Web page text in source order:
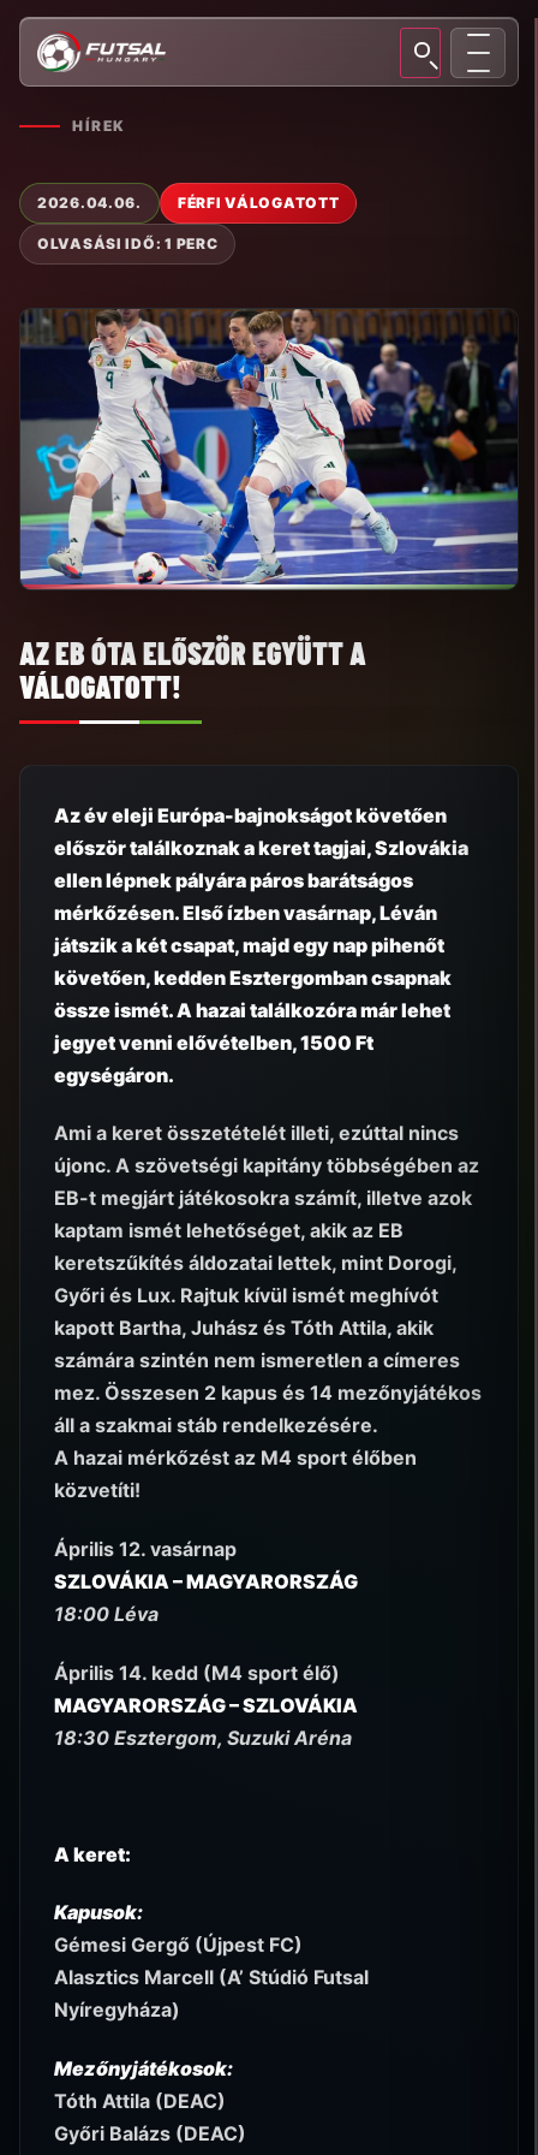
HÍREK
2026.04.06. FÉRFI VÁLOGATOTT
OLVASÁSI IDŐ: 1 PERC
AZ EB ÓTA ELŐSZÖR EGYÜTT A
VÁLOGATOTT!
Az év eleji Európa-bajnokságot követően
először találkoznak a keret tagjai, Szlovákia
ellen lépnek pályára páros barátságos
mérkőzésen. Első ízben vasárnap, Léván
játszik a két csapat, majd egy nap pihenőt
követően, kedden Esztergomban csapnak
össze ismét. A hazai találkozóramár lehet
jegyet venni elővételben, 1500 Ft
egységáron.
Ami a keret összetételét illeti, ezúttal nincs
újonc. A szövetségi kapitány többségében az
EB-t megjárt játékosokra számít, illetve azok
kaptam ismét lehetőséget, akik az EB
keretszűkítés áldozatai lettek, mint Dorogi,
Győri és Lux. Rajtuk kívül ismét meghívót
kapott Bartha, Juhász és Tóth Attila, akik
számára szintén nem ismeretlen a címeres
mez. Összesen 2 kapus és 14 mezőnyjátékos
áll a szakmai stáb rendelkezésére.
A hazai mérkőzést az M4 sport élőben
közvetíti!
Április 12. vasárnap
SZLOVÁKIA – MAGYARORSZÁG
18:00 Léva
Április 14. kedd (M4 sport élő)
MAGYARORSZÁG – SZLOVÁKIA
18:30 Esztergom, Suzuki Aréna
A keret:
Kapusok:
Gémesi Gergő (Újpest FC)
Alasztics Marcell (A’ Stúdió Futsal
Nyíregyháza)
Mezőnyjátékosok:
Tóth Attila (DEAC)
Győri Balázs (DEAC)